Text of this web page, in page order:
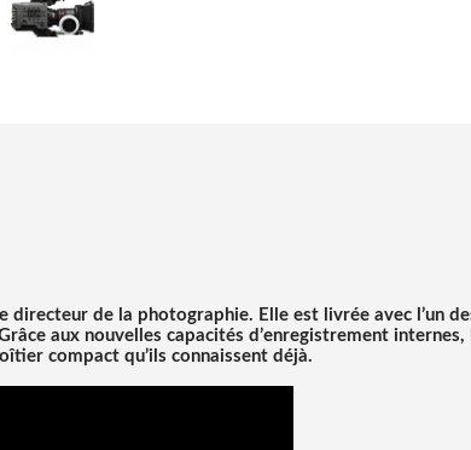
directeur de la photographie. Elle est livrée avec l’un
aux nouvelles capacités d’enregistrement
compact qu’ils connaissent déjà.